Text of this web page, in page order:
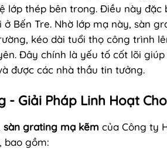
lớp thép bên trong. Điều này
Bến Tre. Nhờ lớp mạ này, sàn
kéo dài tuổi thọ công trình
Đây chính là yếu tố cốt lõi
được các nhà thầu tin tưởng.
- Giải Pháp Linh Hoạt
sàn grating mạ kẽm của Công ty
bao gồm: